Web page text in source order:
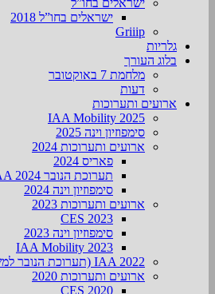
ישראלים בחו”ל 2018
Griiip
גלריות
בלוג העורך
מלחמת 7 באוקטובר
דעות
ארועים ותערוכות
2025 IAA Mobility
סימפוזיון וינה 2025
ארועים ותערוכות 2024
פאריס 2024
תערוכת הנובר IAA 2024
סימפוזיון וינה 2024
ארועים ותערוכות 2023
CES 2023
סימפוזיון וינה 2023
IAA Mobility 2023
IAA 2022 (תערוכת הנובר למשאיות)
ארועים ותערוכות 2020
CES 2020